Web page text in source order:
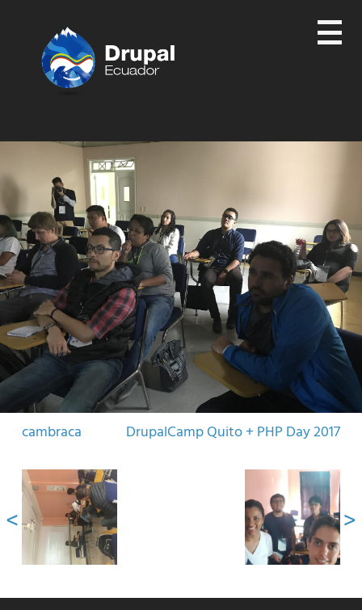
contenido
principal
Ecuador
cambraca DrupalCamp Quito + PHP Day 2017